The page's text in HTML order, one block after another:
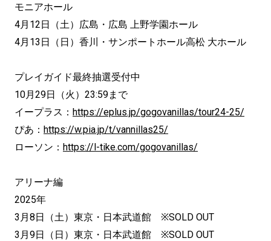
モニアホール
4月12日（土）広島・広島 上野学園ホール
4月13日（日）香川・サンポートホール高松 大ホール
プレイガイド最終抽選受付中
10月29日（火）23:59まで
イープラス： https://eplus.jp/gogovanillas/tour24-25/
ぴあ： https://w.pia.jp/t/vannillas25/
ローソン： https://l-tike.com/gogovanillas/
アリーナ編
2025年
3月8日（土）東京・日本武道館 ※SOLD OUT
3月9日（日）東京・日本武道館 ※SOLD OUT